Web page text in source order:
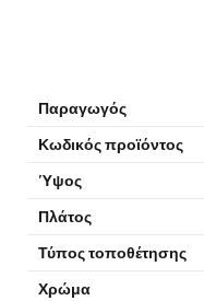
Παραγωγός
Κωδικός προϊόντος
Ύψος
Πλάτος
Τύπος τοποθέτησης
Χρώμα